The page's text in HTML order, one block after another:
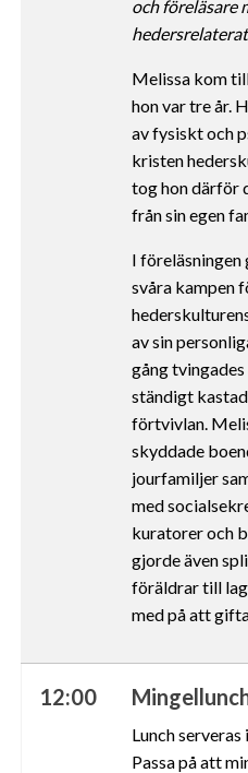
och föreläsare
Melissa kom
hon var tre år.
av fysiskt och
kristen
tog hon därför
från sin egen
I föreläsningen
svåra kampen
av sin
gång
ständigt
förtvivlan.
skyddade
jourfamiljer
med
kuratorer och
gjorde även
föräldrar till
med på att
12:00
Lunch
Passa på att